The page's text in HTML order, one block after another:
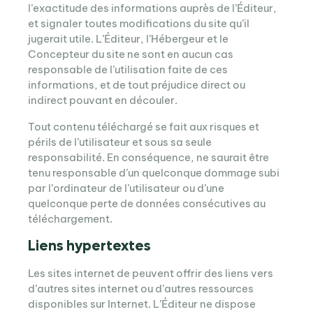
l’exactitude des informations auprès de l’Éditeur,
et signaler toutes modifications du site qu’il
jugerait utile. L’Éditeur, l’Hébergeur et le
Concepteur du site ne sont en aucun cas
responsable de l’utilisation faite de ces
informations, et de tout préjudice direct ou
indirect pouvant en découler.
Tout contenu téléchargé se fait aux risques et
périls de l’utilisateur et sous sa seule
responsabilité. En conséquence, ne saurait être
tenu responsable d’un quelconque dommage subi
par l’ordinateur de l’utilisateur ou d’une
quelconque perte de données consécutives au
téléchargement.
Liens hypertextes
Les sites internet de peuvent offrir des liens vers
d’autres sites internet ou d’autres ressources
disponibles sur Internet. L’Éditeur ne dispose